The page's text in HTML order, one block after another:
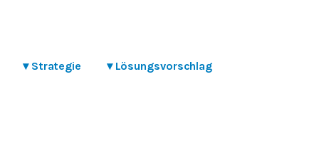
▾ Strategie ▾ Lösungsvorschlag